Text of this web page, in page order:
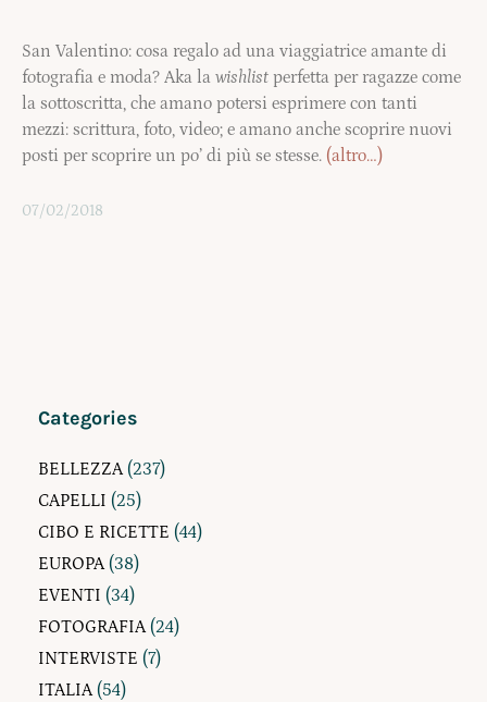
San Valentino: cosa regalo ad una viaggiatrice amante di
fotografia e moda? Aka la wishlist perfetta per ragazze come
la sottoscritta, che amano potersi esprimere con tanti
mezzi: scrittura, foto, video; e amano anche scoprire nuovi
posti per scoprire un po’ di più se stesse. (altro…)
07/02/2018
Categories
BELLEZZA(237)
CAPELLI (25)
CIBO E RICETTE (44)
EUROPA(38)
EVENTI (34)
FOTOGRAFIA(24)
INTERVISTE (7)
ITALIA(54)